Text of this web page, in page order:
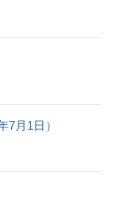
月1日）